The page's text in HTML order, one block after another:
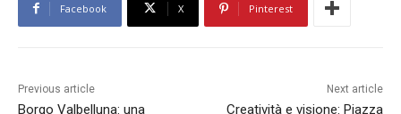
Facebook X Pinterest
Previous article
Borgo Valbelluna: una
Next article
Creatività e visione: Piazza